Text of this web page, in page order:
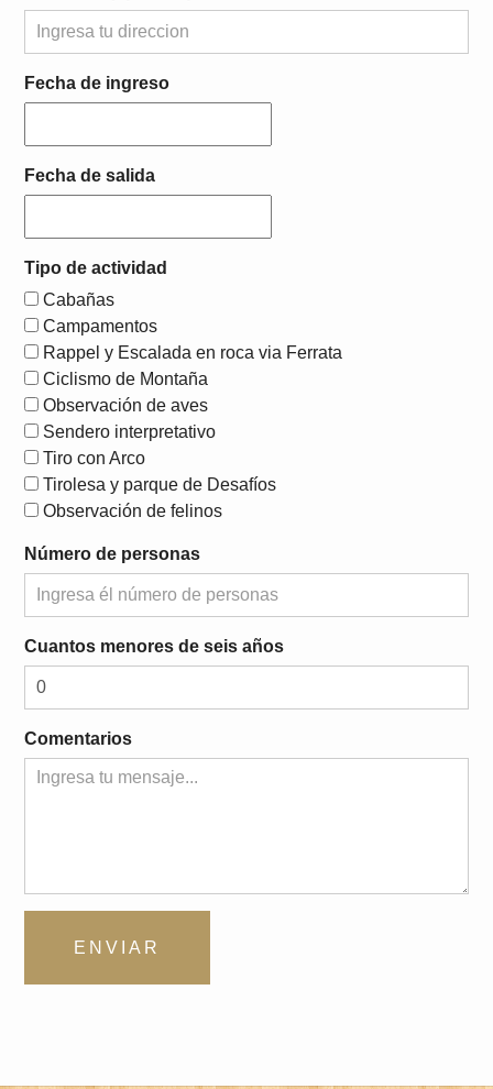
Fecha de ingreso
Fecha de salida
Tipo de actividad
Cabañas
Campamentos
Rappel y Escalada en roca via Ferrata
Ciclismo de Montaña
Observación de aves
Sendero interpretativo
Tiro con Arco
Tirolesa y parque de Desafíos
Observación de felinos
Número de personas
Cuantos menores de seis años
Comentarios
ENVIAR